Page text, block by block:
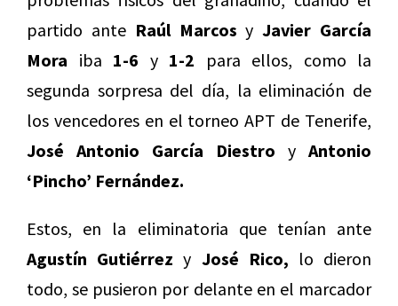
partido ante Raúl Marcos yJavier García
Mora iba 1-6 y 1-2 para ellos, como la
segunda sorpresa del día, la eliminación de
los vencedores en el torneo APT de Tenerife,
José Antonio García Diestro y Antonio
‘Pincho’ Fernández.
Estos, en la eliminatoria que tenían ante
Agustín Gutiérrez y José Rico, lo dieron
todo, se pusieron por delante en el marcador